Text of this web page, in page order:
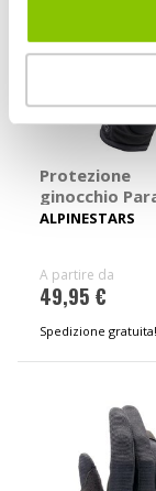
Protezione
ginocchio
19
ALPINESTARS
A partire da
49,95 €
Spedizione gratuita!